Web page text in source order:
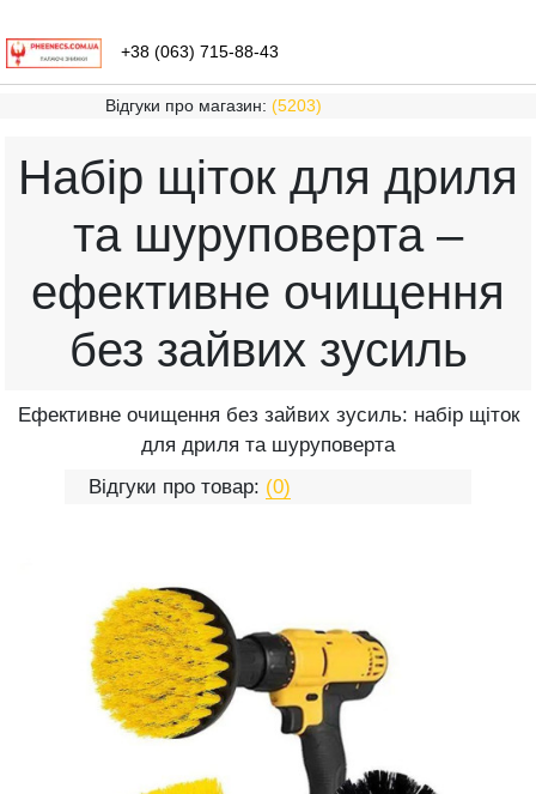
+38 (063) 715-88-43
Відгуки про магазин: (5203)
Набір щіток для дриля
та шуруповерта –
ефективне очищення
без зайвих зусиль
Ефективне очищення без зайвих зусиль: набір щіток
для дриля та шуруповерта
Відгуки про товар: (0)